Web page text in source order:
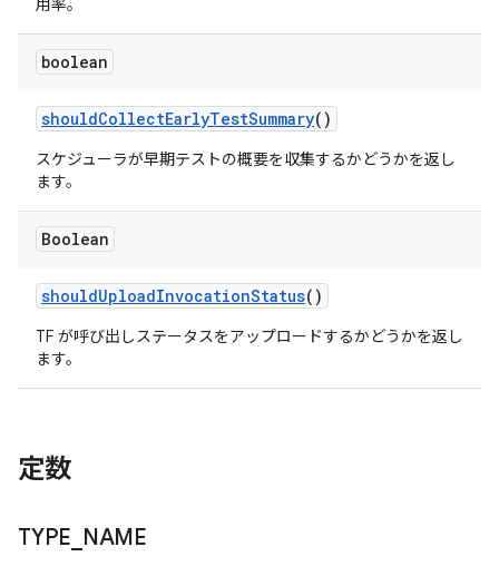
用率。
boolean
shouldCollectEarlyTestSummary()
スケジューラが早期テストの概要を収集するかどうかを返し
ます。
Boolean
shouldUploadInvocationStatus()
TF が呼び出しステータスをアップロードするかどうかを返し
ます。
定数
TYPE NAME